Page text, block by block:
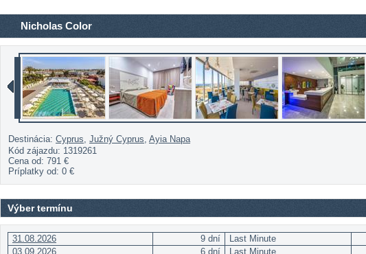
Nicholas Color
Destinácia: Cyprus, Južný Cyprus, Ayia Napa
Kód zájazdu: 1319261
Cena od: 791 €
Príplatky od: 0 €
Výber termínu
31.08.2026 9 dní Last Minute
03.09.2026
6 dní Last Minute